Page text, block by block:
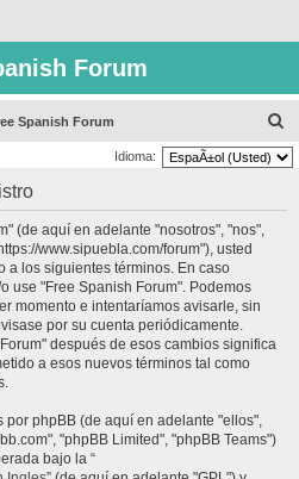
Forum
Spanish Forum
u
Idioma:
(de aquí en adelante "nosotros", "nos",
www.sipuebla.com/forum"), usted
a los siguientes términos. En caso
use "Free Spanish Forum". Podemos
momento e intentaríamos avisarle, sin
por su cuenta periódicamente.
después de esos cambios significa
a esos nuevos términos tal como
por phpBB (de aquí en adelante "ellos",
"phpBB Limited", "phpBB Teams")
bajo la “